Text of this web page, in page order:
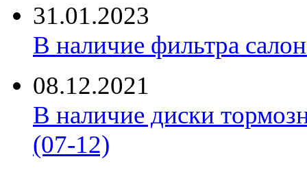
31.01.2023
В наличие фильтра
08.12.2021
В наличие диски
(07-12)